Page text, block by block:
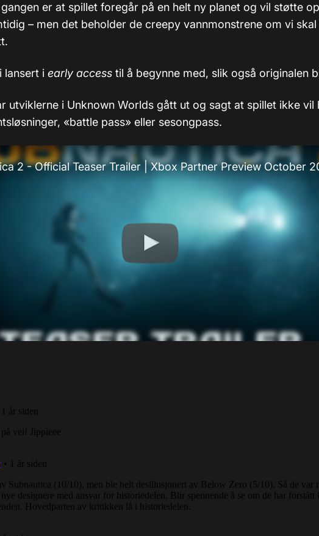
er at spillet foregår på en helt ny planet og vil støtte
– men det beholder de creepy vannmonstrene om vi
lansert i early access til å begynne med, slik også originalen
utviklerne i Unknown Worlds gått ut og sagt at spillet ikke vil
«battle pass» eller sesongpass.
2 - Official Teaser Trailer | Xbox Partner Preview October